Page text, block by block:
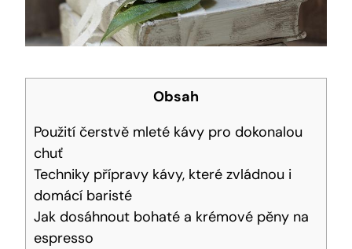
Obsah
Použití čerstvě mleté kávy pro dokonalou
chuť
Techniky přípravy kávy, které zvládnou i
domácí baristé
Jak dosáhnout bohaté a krémové pěny na
espresso